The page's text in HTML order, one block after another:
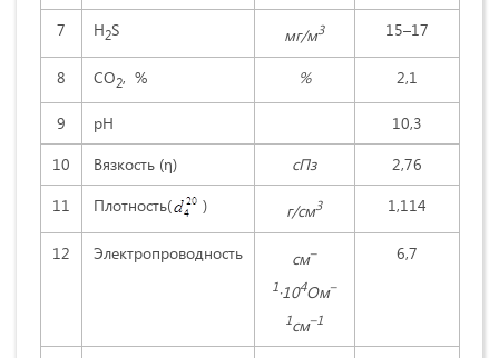
7 H2S мг/м3 15–17
8 СO2, % % 2,1
9 рН
10,3
10
Вязкость (η) сПз
2,76
11
Плотность( ) г/см3 1,114
12 Электропроводность см–
1·104Ом–
1см–1
6,7